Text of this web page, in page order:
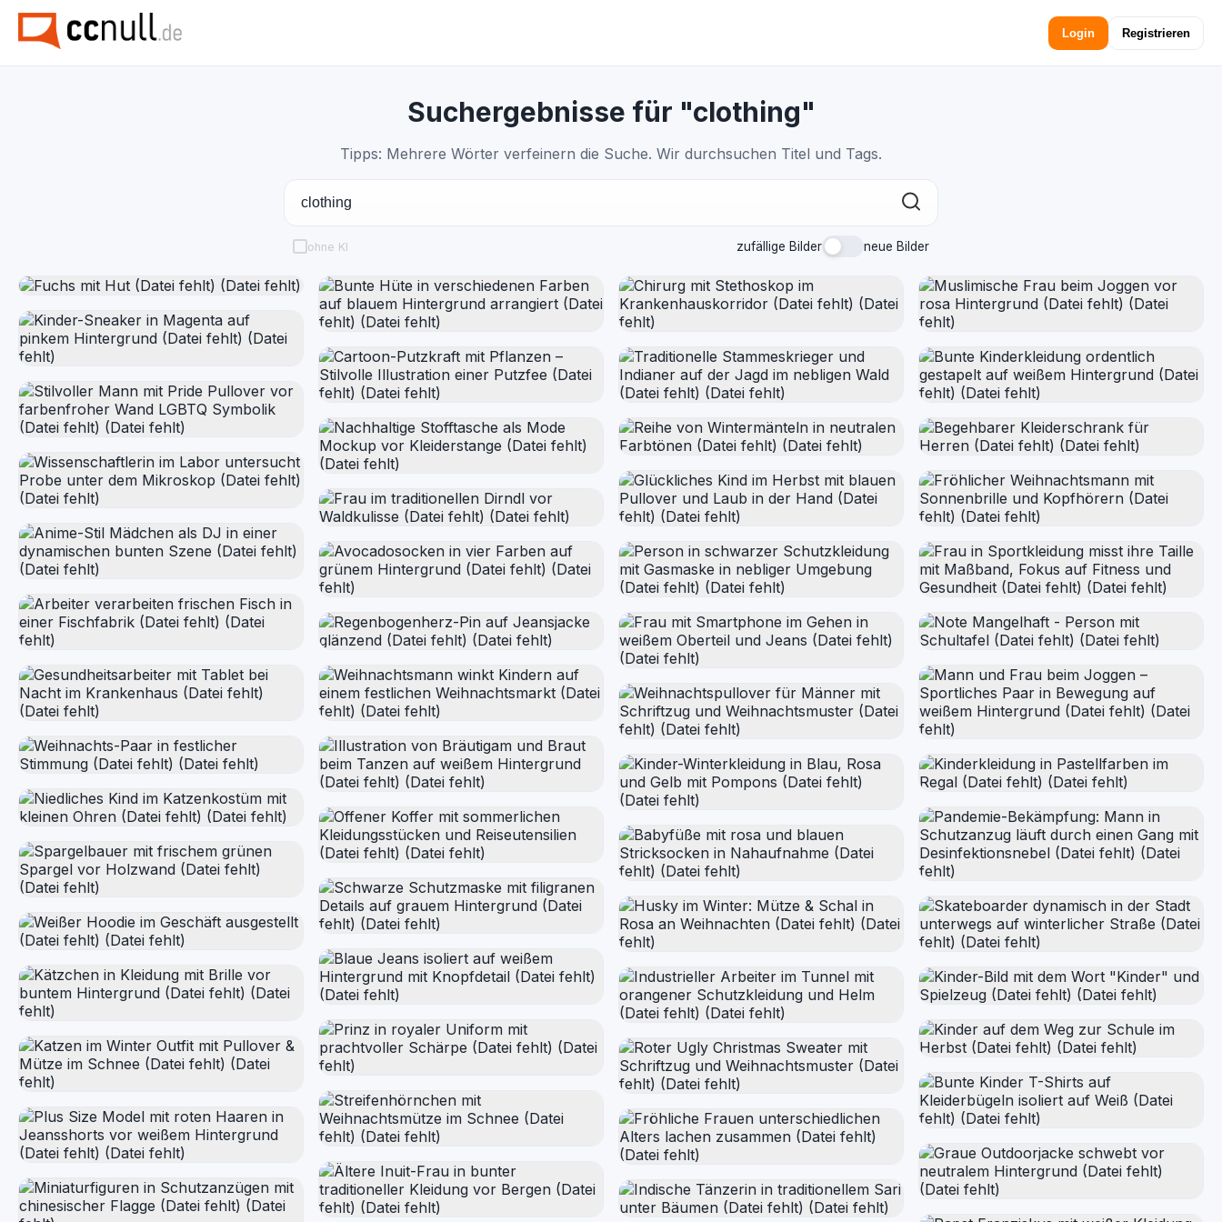
Login Registrieren
Suchergebnisse für "clothing"
Tipps: Mehrere Wörter verfeinern die Suche. Wir durchsuchen Titel und Tags.
ohne KI zufällige Bilder neue Bilder